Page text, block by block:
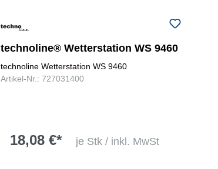
technoline® Wetterstation WS 9460
technoline Wetterstation WS 9460
Artikel-Nr.: 727031400
18,08 €* je Stk / inkl. MwSt